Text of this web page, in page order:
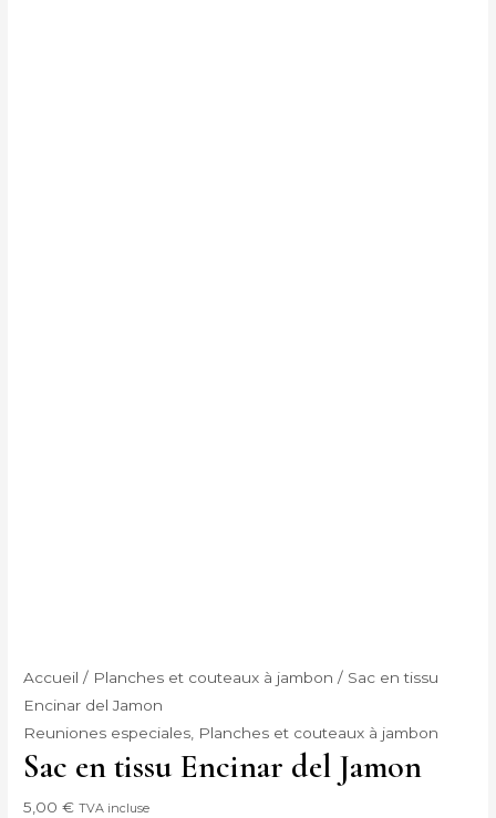
Accueil / Planches et couteaux à jambon / Sac en tissu
Encinar del Jamon
Reuniones especiales Planches et couteaux à jambon
Sac en tissu Encinar del Jamon
5,00€ TVA incluse